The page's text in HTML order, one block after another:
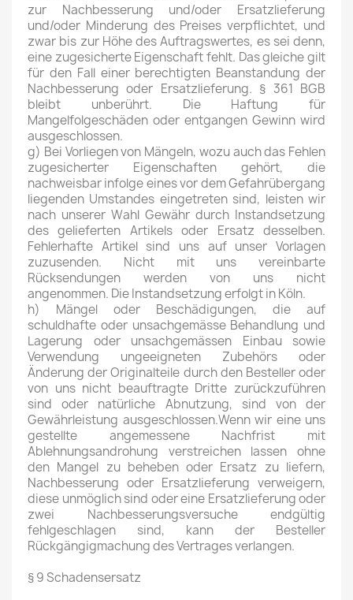
zur Nachbesserung und/oder Ersatzlieferung
und/oder Minderung des Preises verpflichtet, und
zwar bis zur Höhe des Auftragswertes, es sei denn,
eine zugesicherte Eigenschaft fehlt. Das gleiche gilt
für den Fall einer berechtigten Beanstandung der
Nachbesserung oder Ersatzlieferung. § 361 BGB
bleibt unberührt. Die Haftung für
Mangelfolgeschäden oder entgangen Gewinn wird
ausgeschlossen.
g) Bei Vorliegen von Mängeln, wozu auch das Fehlen
zugesicherter Eigenschaften gehört, die
nachweisbar infolge eines vor dem Gefahrübergang
liegenden Umstandes eingetreten sind, leisten wir
nach unserer Wahl Gewähr durch Instandsetzung
des gelieferten Artikels oder Ersatz desselben.
Fehlerhafte Artikel sind uns auf unser Vorlagen
zuzusenden. Nicht mit uns vereinbarte
Rücksendungen werden von uns nicht
angenommen. Die Instandsetzung erfolgt in Köln.
h) Mängel oder Beschädigungen, die auf
schuldhafte oder unsachgemässe Behandlung und
Lagerung oder unsachgemässen Einbau sowie
Verwendung ungeeigneten Zubehörs oder
Änderung der Originalteile durch den Besteller oder
von uns nicht beauftragte Dritte zurückzuführen
sind oder natürliche Abnutzung, sind von der
Gewährleistung ausgeschlossen.Wenn wir eine uns
gestellte angemessene Nachfrist mit
Ablehnungsandrohung verstreichen lassen ohne
den Mangel zu beheben oder Ersatz zu liefern,
Nachbesserung oder Ersatzlieferung verweigern,
diese unmöglich sind oder eine Ersatzlieferung oder
zwei Nachbesserungsversuche endgültig
fehlgeschlagen sind, kann der Besteller
Rückgängigmachung des Vertrages verlangen.
§ 9 Schadensersatz